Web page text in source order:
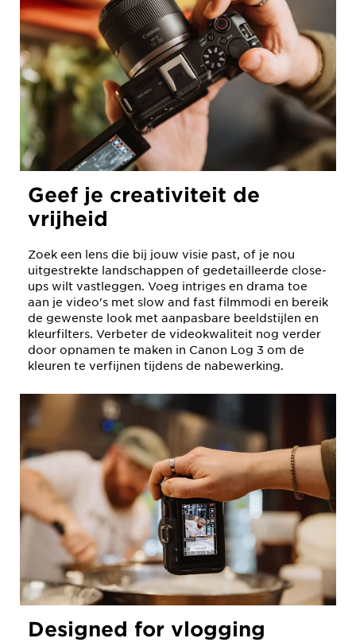
Geef je creativiteit de
vrijheid
Zoek een lens die bij jouw visie past, of je nou
uitgestrekte landschappen of gedetailleerde close-
ups wilt vastleggen. Voeg intriges en drama toe
aan je video's met slow and fast filmmodi en bereik
de gewenste look met aanpasbare beeldstijlen en
kleurfilters. Verbeter de videokwaliteit nog verder
door opnamen te maken in Canon Log 3 om de
kleuren te verfijnen tijdens de nabewerking.
Designed for vlogging